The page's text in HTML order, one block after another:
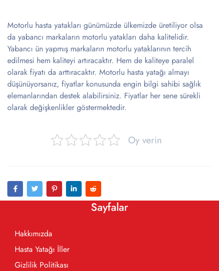
Motorlu hasta yatakları günümüzde ülkemizde üretiliyor olsa
da yabancı markaların motorlu yatakları daha kalitelidir.
Yabancı ün yapmış markaların motorlu yataklarının tercih
edilmesi hem kaliteyi artıracaktır. Hem de kaliteye paralel
olarak fiyatı da arttıracaktır. Motorlu hasta yatağı almayı
düşünüyorsanız, fiyatlar konusunda engin bilgi sahibi sağlık
elemanlarından destek alabilirsiniz. Fiyatlar her sene sürekli
olarak değişkenlikler göstermektedir.
Oy verin
Sayfalar
Hakkımızda
Hasta Yatağı İller
Gizlilik Politikası